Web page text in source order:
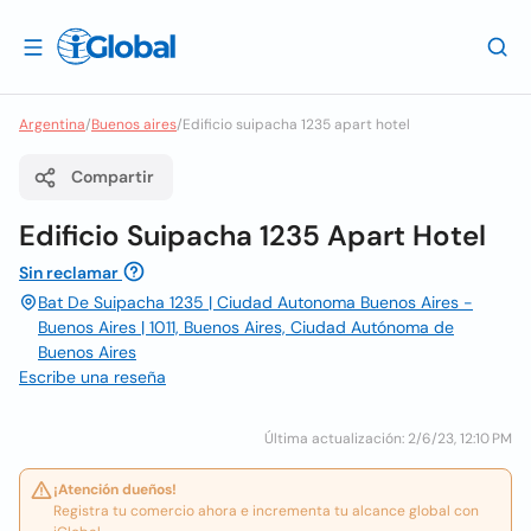
Argentina/Buenos aires/Edificio suipacha 1235 apart hotel
Compartir
Edificio Suipacha 1235 Apart Hotel
Sin reclamar
Bat De Suipacha 1235 | Ciudad Autonoma Buenos Aires -
Buenos Aires | 1011, Buenos Aires, Ciudad Autónoma de
Buenos Aires
Escribe una reseña
Última actualización: 2/6/23, 12:10 PM
¡Atención dueños!
Registra tu comercio ahora e incrementa tu alcance global con